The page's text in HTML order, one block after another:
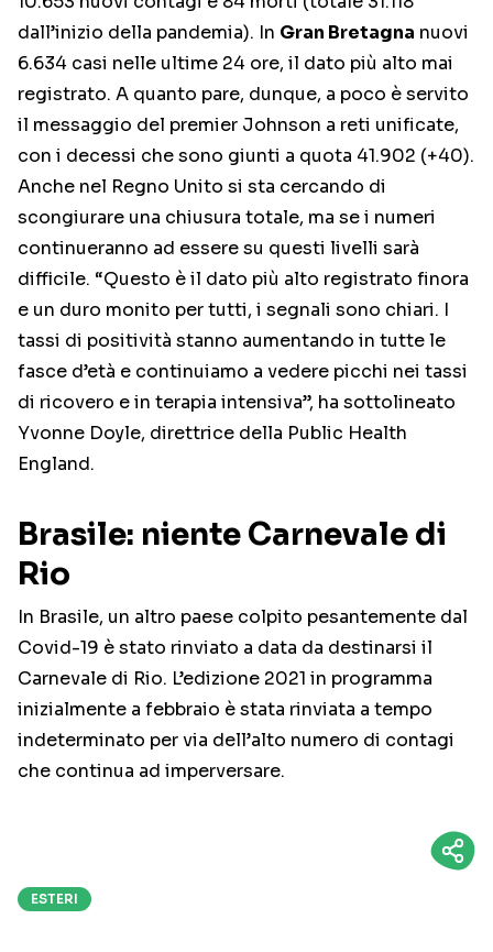
dall’inizio della pandemia). In Gran Bretagna nuovi
6.634 casi nelle ultime 24 ore, il dato più alto mai
registrato. A quanto pare, dunque, a poco è servito
il messaggio del premier Johnson a reti unificate,
con i decessi che sono giunti a quota 41.902 (+40).
Anche nel Regno Unito si sta cercando di
scongiurare una chiusura totale, ma se i numeri
continueranno ad essere su questi livelli sarà
difficile. “Questo è il dato più alto registrato finora
e un duro monito per tutti, i segnali sono chiari. I
tassi di positività stanno aumentando in tutte le
fasce d’età e continuiamo a vedere picchi nei tassi
di ricovero e in terapia intensiva”, ha sottolineato
Yvonne Doyle, direttrice della Public Health
England.
Brasile: niente Carnevale di
Rio
In Brasile, un altro paese colpito pesantemente dal
Covid-19 è stato rinviato a data da destinarsi il
Carnevale di Rio. L’edizione 2021 in programma
inizialmente a febbraio è stata rinviata a tempo
indeterminato per via dell’alto numero di contagi
che continua ad imperversare.
ESTERI